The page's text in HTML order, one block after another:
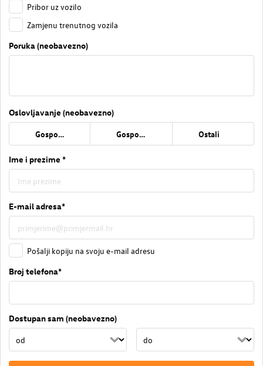
Pribor uz vozilo
Zamjenu trenutnog vozila
Poruka (neobavezno)
Oslovljavanje (neobavezno)
Gospođa Gospodin Ostali
Ime i prezime *
E-mail adresa*
Pošalji kopiju na svoju e-mail adresu
Broj telefona*
Dostupan sam (neobavezno)